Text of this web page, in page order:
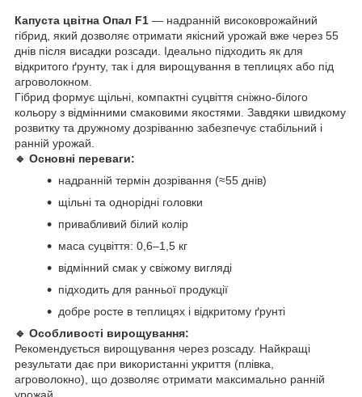
Капуста цвітна Опал F1 — надранній високоврожайний
гібрид, який дозволяє отримати якісний урожай вже через 55
днів після висадки розсади. Ідеально підходить як для
відкритого ґрунту, так і для вирощування в теплицях або під
агроволокном.
Гібрид формує щільні, компактні суцвіття сніжно-білого
кольору з відмінними смаковими якостями. Завдяки швидкому
розвитку та дружному дозріванню забезпечує стабільний і
ранній урожай.
🔹 Основні переваги:
надранній термін дозрівання (≈55 днів)
щільні та однорідні головки
привабливий білий колір
маса суцвіття: 0,6–1,5 кг
відмінний смак у свіжому вигляді
підходить для ранньої продукції
добре росте в теплицях і відкритому ґрунті
🔹 Особливості вирощування:
Рекомендується вирощування через розсаду. Найкращі
результати дає при використанні укриття (плівка,
агроволокно), що дозволяє отримати максимально ранній
урожай.